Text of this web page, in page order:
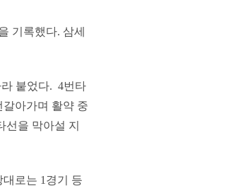
기록했다. 삼세
라 붙었다. 4번타
아가며 활약 중
을 막아설 지
로는 1경기 등